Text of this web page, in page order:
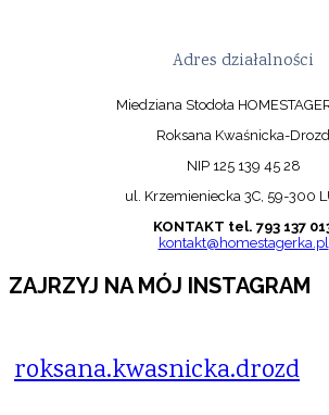
Adres działalności
Miedziana Stodoła
Roksana Kwaśnicka-Drozd
NIP 125 139 45 28
ul. Krzemieniecka 3C, 59-300
KONTAKT tel. 793 137
kontakt@homestagerka.pl
ZAJRZYJ NA MÓJ INSTAGRAM
roksana.kwasnicka.drozd